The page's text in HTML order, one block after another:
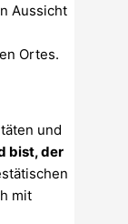
Aussicht
Ortes.
und
bist, der
mit